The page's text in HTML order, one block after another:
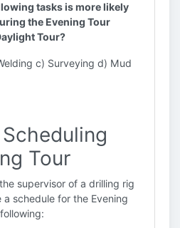
tasks is more likely
the Evening Tour
Tour?
c) Surveying d) Mud
Tour
supervisor of a drilling rig
schedule for the Evening